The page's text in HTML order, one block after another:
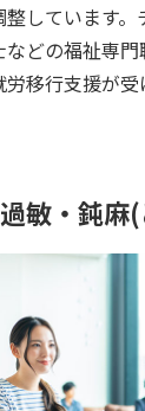
整しています
どの福祉専
移行支援が受
敏・鈍麻